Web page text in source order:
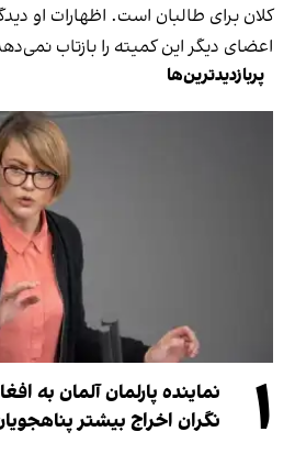
کلان برای طالبان است. اظهارات او
اعضای دیگر این کمیته را بازتاب
پربازدیدترین‌ها
۱
نماینده پارلمان آلمان به
نگران اخراج بیشتر